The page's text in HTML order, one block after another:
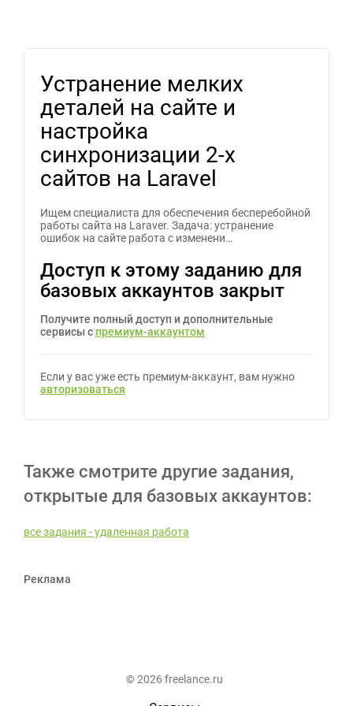
Устранение мелких
деталей на сайте и
настройка
синхронизации 2-х
сайтов на Laravel
Ищем специалиста для обеспечения бесперебойной
работы сайта на Laraver. Задача: устранение
ошибок на сайте работа с изменени…
Доступ к этому заданию для
базовых аккаунтов закрыт
Получите полный доступ и дополнительные
сервисы с премиум-аккаунтом
Если у вас уже есть премиум-аккаунт, вам нужно
авторизоваться
Также смотрите другие задания,
открытые для базовых аккаунтов:
все задания - удаленная работа
Реклама
© 2026 freelance.ru